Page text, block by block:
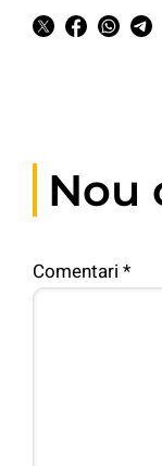
Nou
Comentari *